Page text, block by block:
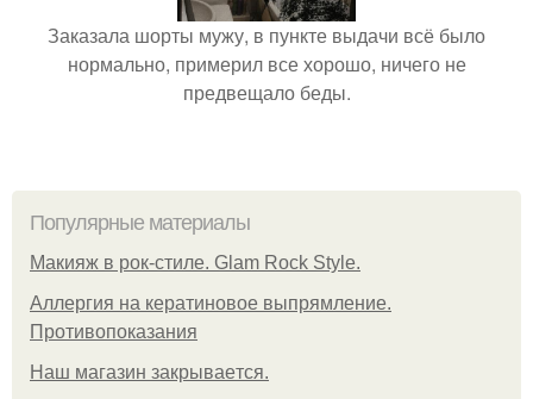
Заказала шорты мужу, в пункте выдачи всё было
нормально, примерил все хорошо, ничего не
предвещало беды.
Популярные материалы
Макияж в рок-стиле. Glam Rock Style.
Аллергия на кератиновое выпрямление.
Противопоказания
Нaш магaзин зaкрывaeтся.